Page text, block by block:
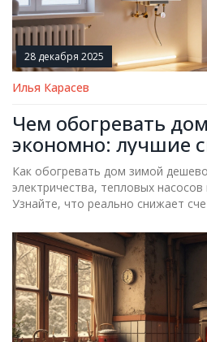
28 декабря 2025
Илья Карасев
Чем обогревать
экономно: лучшие
снизить счета за
Как обогревать дом зимой
электричества, тепловых
Узнайте, что реально снижает